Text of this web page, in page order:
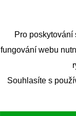
Pro
fungování webu
Souhlasíte s
Utěrka z
Detail
Utěrka proti